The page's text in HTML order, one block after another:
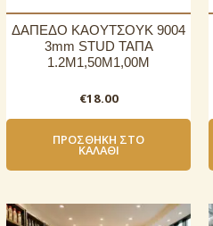
ΔΑΠΕΔΟ ΚΑΟΥΤΣΟΥΚ 9004
3mm STUD ΤΑΠΑ
1.2Μ1,50Μ1,00Μ
€18.00
ΠΡΟΣΘΉΚΗ ΣΤΟ
ΚΑΛΆΘΙ